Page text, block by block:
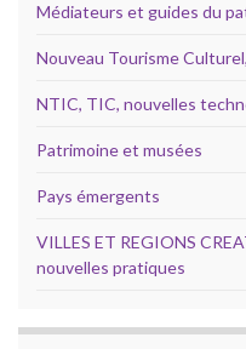
Médiateurs et guides du
Nouveau Tourisme
NTIC, TIC, nouvelles
Patrimoine et musées
Pays émergents
VILLES ET REGIONS
nouvelles pratiques